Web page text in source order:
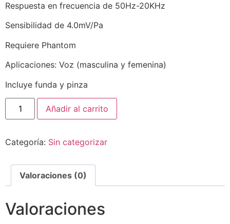
Respuesta en frecuencia de 50Hz-20KHz
Sensibilidad de 4.0mV/Pa
Requiere Phantom
Aplicaciones: Voz (masculina y femenina)
Incluye funda y pinza
Añadir al carrito
Categoría: Sin categorizar
Valoraciones (0)
Valoraciones